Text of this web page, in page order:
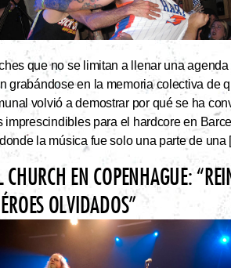
que no se limitan a llenar una
grabándose en la memoria colectiva de
volvió a demostrar por qué se ha
imprescindibles para el hardcore en
la música fue solo una parte de
CHURCH EN COPENHAGUE:
OLVIDADOS”